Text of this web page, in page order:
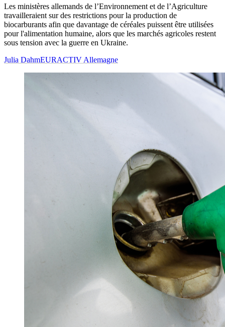
Les ministères allemands de l’Environnement et de l’Agriculture
travailleraient sur des restrictions pour la production de
biocarburants afin que davantage de céréales puissent être utilisées
pour l'alimentation humaine, alors que les marchés agricoles restent
sous tension avec la guerre en Ukraine.
Julia DahmEURACTIV Allemagne